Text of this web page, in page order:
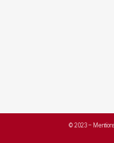
© 2023 –